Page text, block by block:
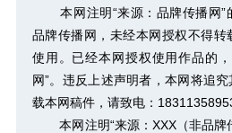
本网注明“来源：品牌传播网
品牌传播网，未经本网授权不得
使用。已经本网授权使用作品的
网”。违反上述声明者，本网将追
载本网稿件，请致电：18311358953
本网注明“来源：XXX（非品牌